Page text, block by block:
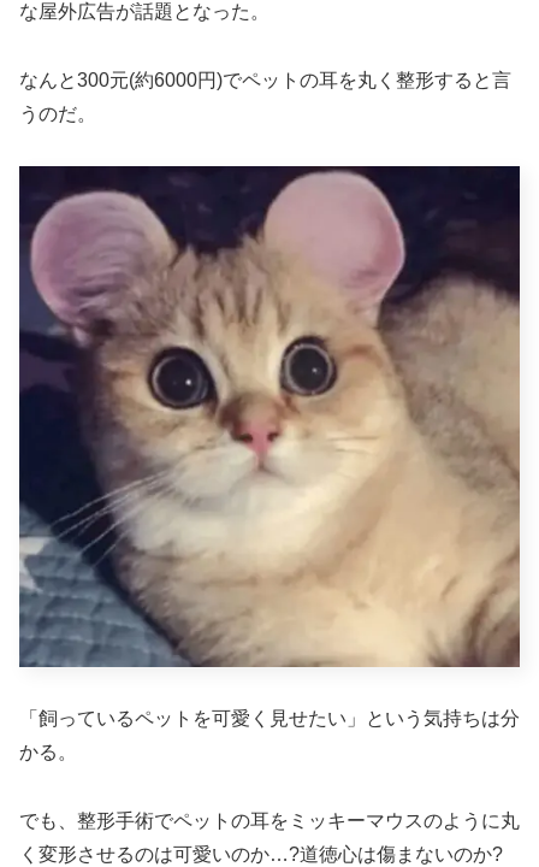
な屋外広告が話題となった。
なんと300元(約6000円)でペットの耳を丸く整形すると言
うのだ。
「飼っているペットを可愛く見せたい」という気持ちは分
かる。
でも、整形手術でペットの耳をミッキーマウスのように丸
く変形させるのは可愛いのか…?道徳心は傷まないのか?